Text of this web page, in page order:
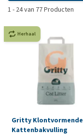
1 - 24van 77Producten
Herhaal
Gritty Klontvormende
Kattenbakvulling